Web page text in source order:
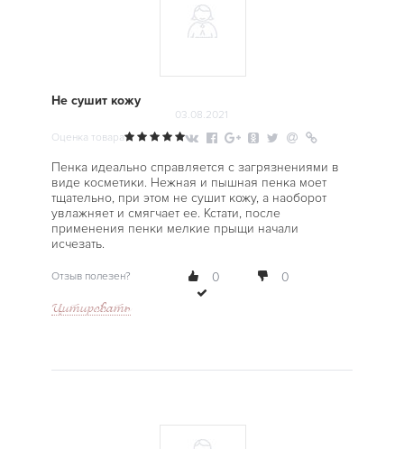
Не сушит кожу
03.08.2021
Оценка товара
Пенка идеально справляется с загрязнениями в
виде косметики. Нежная и пышная пенка моет
тщательно, при этом не сушит кожу, а наоборот
увлажняет и смягчает ее. Кстати, после
применения пенки мелкие прыщи начали
исчезать.
Отзыв полезен? 0 0
Цитировать